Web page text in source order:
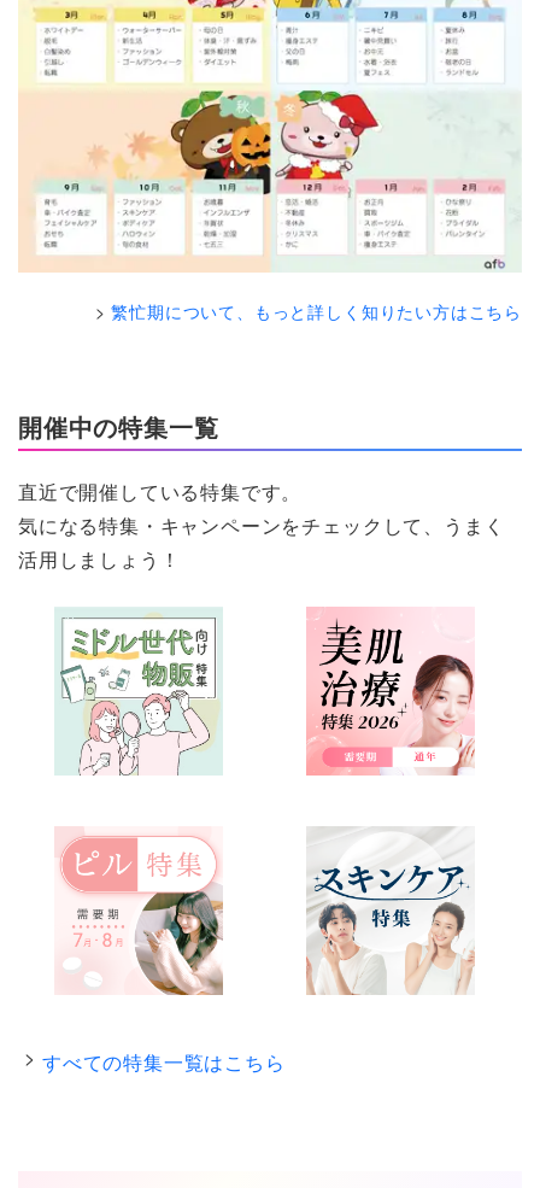
繁忙期について、もっと詳しく知りたい方はこちら
開催中の特集一覧
直近で開催している特集です。
気になる特集・キャンペーンをチェックして、うまく
活用しましょう！
すべての特集一覧はこちら